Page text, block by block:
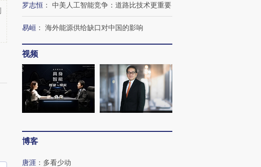
罗志恒 ： 中美人工智能竞争：道路比技术更重要
易峘 ： 海外能源供给缺口对中国的影响
视频
博客
唐涯 ： 多看少动